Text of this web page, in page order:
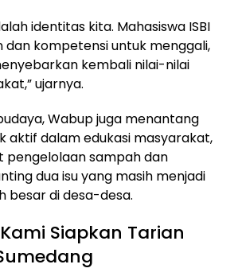
identitas kita. Mahasiswa ISBI
dan kompetensi untuk menggali,
kembali nilai-nilai
ujarnya.
Wabup juga menantang
aktif dalam edukasi masyarakat,
sampah dan
dua isu yang masih menjadi
besar di desa-desa.
Kami Siapkan Tarian